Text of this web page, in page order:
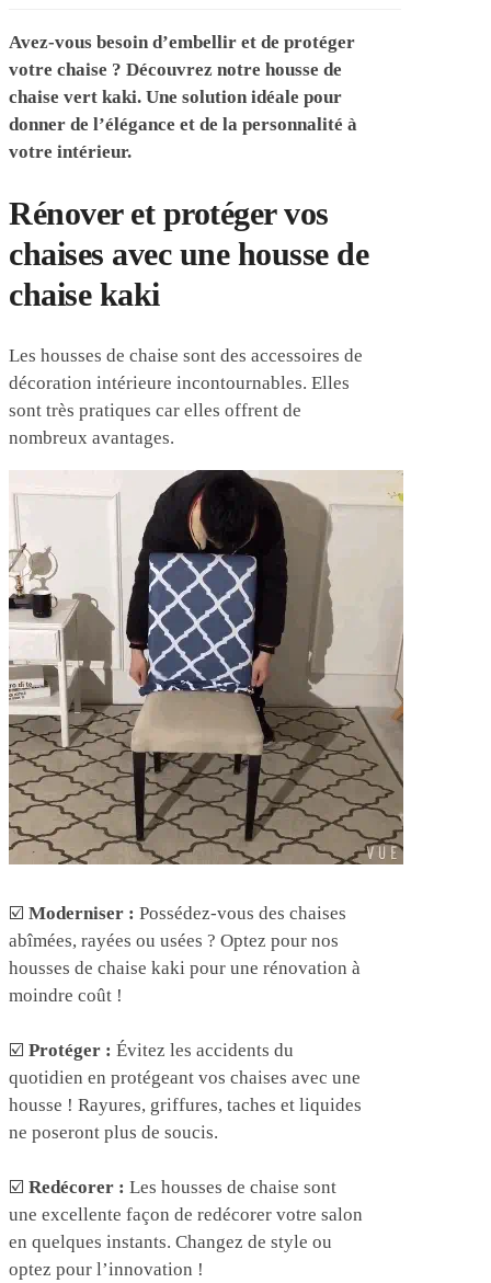
Avez-vous besoin d’embellir et de protéger
votre chaise ? Découvrez notre housse de
chaise vert kaki. Une solution idéale pour
donner de l’élégance et de la personnalité à
votre intérieur.
Rénover et protéger vos
chaises avec une housse de
chaise kaki
Les housses de chaise sont des accessoires de
décoration intérieure incontournables. Elles
sont très pratiques car elles offrent de
nombreux avantages.
☑️ Moderniser : Possédez-vous des chaises
abîmées, rayées ou usées ? Optez pour nos
housses de chaise kaki pour une rénovation à
moindre coût !
☑️ Protéger : Évitez les accidents du
quotidien en protégeant vos chaises avec une
housse ! Rayures, griffures, taches et liquides
ne poseront plus de soucis.
☑️ Redécorer : Les housses de chaise sont
une excellente façon de redécorer votre salon
en quelques instants. Changez de style ou
optez pour l’innovation !